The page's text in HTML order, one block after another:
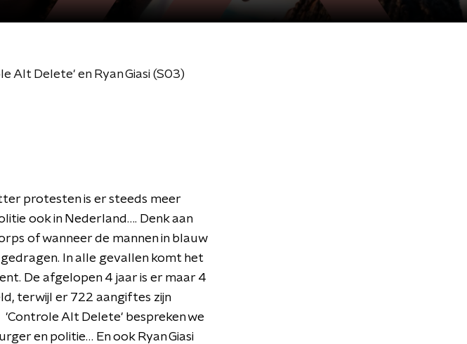
Alt Delete' en Ryan Giasi (S03)
protesten is er steeds meer
ook in Nederland…. Denk aan
of wanneer de mannen in blauw
In alle gevallen komt het
De afgelopen 4 jaar is er maar 4
terwijl er 722 aangiftes zijn
'Controle Alt Delete' bespreken we
en politie… En ook Ryan Giasi